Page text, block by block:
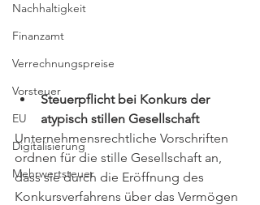
Nachhaltigkeit
Finanzamt
Verrechnungspreise
Vorsteuer
EU
Digitalisierung
Mehrwertsteuer
Steuerpflicht bei Konkurs der
atypisch stillen Gesellschaft
Unternehmensrechtliche Vorschriften
ordnen für die stille Gesellschaft an,
dass sie durch die Eröffnung des
Konkursverfahrens über das Vermögen